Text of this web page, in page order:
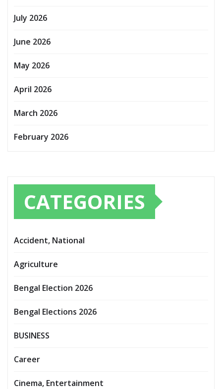
July 2026
June 2026
May 2026
April 2026
March 2026
February 2026
CATEGORIES
Accident, National
Agriculture
Bengal Election 2026
Bengal Elections 2026
BUSINESS
Career
Cinema, Entertainment